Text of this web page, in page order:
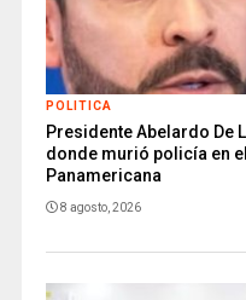
POLITICA
Presidente Abelardo De
donde murió policía en
Panamericana
8 agosto, 2026